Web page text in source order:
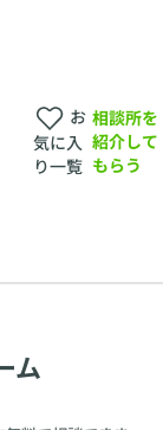
お
気に入
り一覧
相談所を
紹介して
もらう
ム